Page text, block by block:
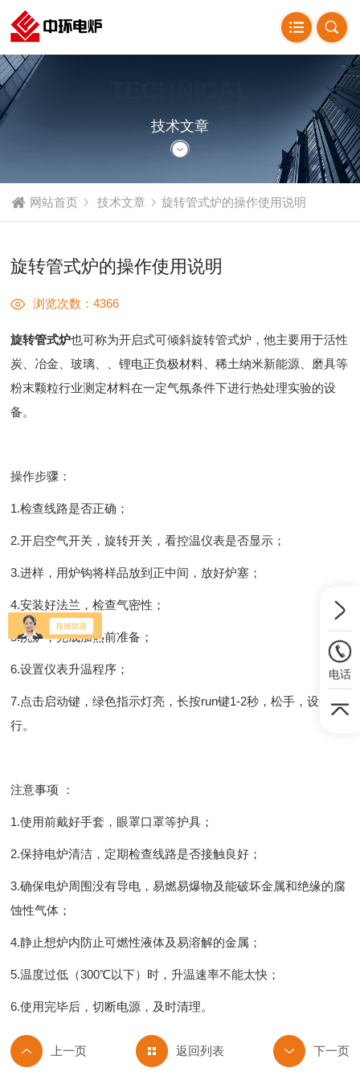
ARTICLE
技术文章
网站首页 技术文章 旋转管式炉的操作使用说明
旋转管式炉的操作使用说明
浏览次数：4366
旋转管式炉也可称为开启式可倾斜旋转管式炉，他主要用于活性
炭、冶金、玻璃、、锂电正负极材料、稀土纳米新能源、磨具等
粉末颗粒行业测定材料在一定气氛条件下进行热处理实验的设
备。
操作步骤：
1.检查线路是否正确；
2.开启空气开关，旋转开关，看控温仪表是否显示；
3.进样，用炉钩将样品放到正中间，放好炉塞；
4.安装好法兰，检查气密性；
5.洗炉，完成加热前准备；
6.设置仪表升温程序；
7.点击启动键，绿色指示灯亮，长按run键1-2秒，松手，设备运
行。
注意事项 ：
1.使用前戴好手套，眼罩口罩等护具；
2.保持电炉清洁，定期检查线路是否接触良好；
3.确保电炉周围没有导电，易燃易爆物及能破坏金属和绝缘的腐
蚀性气体；
4.静止想炉内防止可燃性液体及易溶解的金属；
5.温度过低（300℃以下）时，升温速率不能太快；
6.使用完毕后，切断电源，及时清理。
返回列表
电话